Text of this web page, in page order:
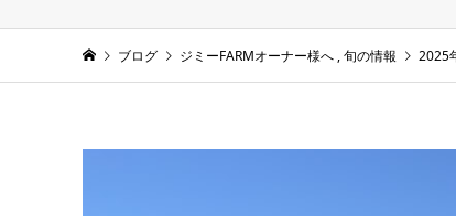
ブログ ジミーFARMオーナー様へ ,旬の情報 2025